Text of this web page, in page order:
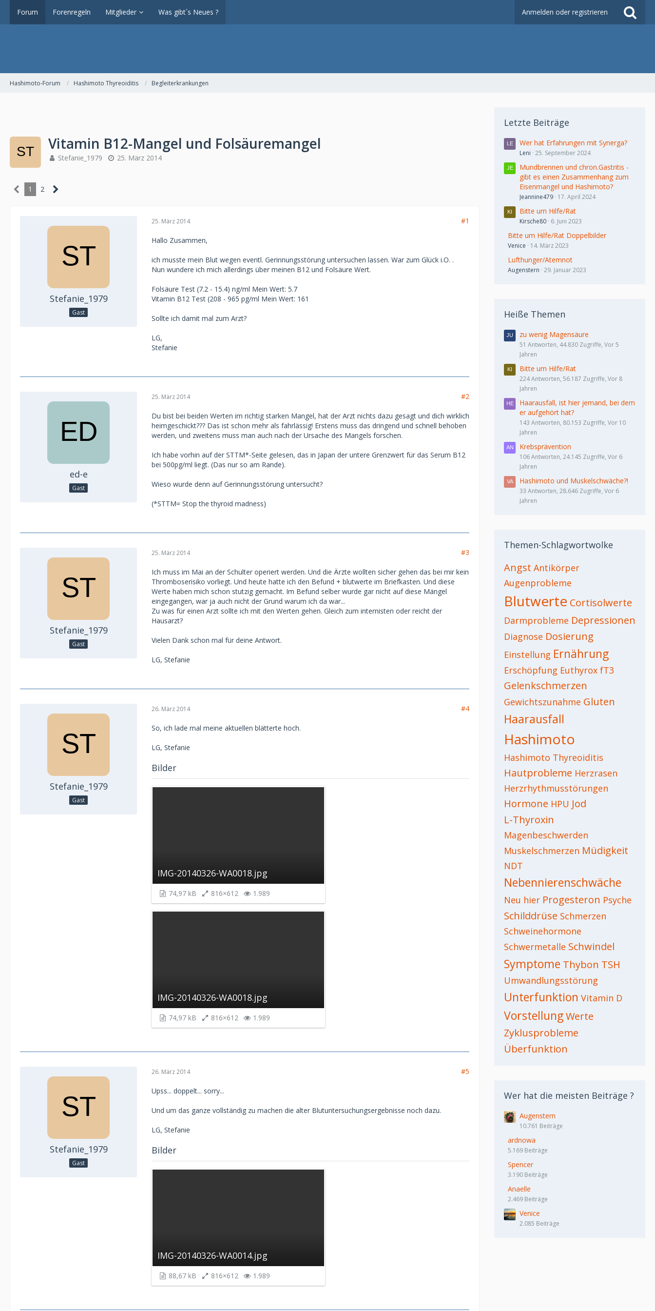
Forum Forenregeln Mitglieder Was gibt´s Neues ? Anmelden oder registrieren
Hashimoto-Forum Hashimoto Thyreoiditis Begleiterkrankungen
Vitamin B12-Mangel und Folsäuremangel
Stefanie_1979 25. März 2014
1 2
Stefanie_1979
Gast
25. März 2014 #1
Hallo Zusammen,
ich musste mein Blut wegen eventl. Gerinnungsstörung untersuchen lassen. War zum Glück i.O. .
Nun wundere ich mich allerdings über meinen B12 und Folsäure Wert.
Folsäure Test (7.2 - 15.4) ng/ml Mein Wert: 5.7
Vitamin B12 Test (208 - 965 pg/ml Mein Wert: 161
Sollte ich damit mal zum Arzt?
LG,
Stefanie
ed-e
Gast
25. März 2014 #2
Du bist bei beiden Werten im richtig starken Mangel, hat der Arzt nichts dazu gesagt und dich wirklich
heimgeschickt??? Das ist schon mehr als fahrlässig! Erstens muss das dringend und schnell behoben
werden, und zweitens muss man auch nach der Ursache des Mangels forschen.
Ich habe vorhin auf der STTM*-Seite gelesen, das in Japan der untere Grenzwert für das Serum B12
bei 500pg/ml liegt. (Das nur so am Rande).
Wieso wurde denn auf Gerinnungsstörung untersucht?
(*STTM= Stop the thyroid madness)
Stefanie_1979
Gast
25. März 2014 #3
Ich muss im Mai an der Schulter operiert werden. Und die Ärzte wollten sicher gehen das bei mir kein
Thromboserisiko vorliegt. Und heute hatte ich den Befund + blutwerte im Briefkasten. Und diese
Werte haben mich schon stutzig gemacht. Im Befund selber wurde gar nicht auf diese Mängel
eingegangen, war ja auch nicht der Grund warum ich da war...
Zu was für einen Arzt sollte ich mit den Werten gehen. Gleich zum internisten oder reicht der
Hausarzt?
Vielen Dank schon mal für deine Antwort.
LG, Stefanie
Stefanie_1979
Gast
26. März 2014 #4
So, ich lade mal meine aktuellen blätterte hoch.
LG, Stefanie
Bilder
IMG-20140326-WA0018.jpg
74,97 kB 816×612 1.989
IMG-20140326-WA0018.jpg
74,97 kB 816×612 1.989
Stefanie_1979
Gast
26. März 2014 #5
Upss... doppelt... sorry...
Und um das ganze vollständig zu machen die alter Blutuntersuchungsergebnisse noch dazu.
LG, Stefanie
Bilder
IMG-20140326-WA0014.jpg
88,67 kB 816×612 1.989
Letzte Beiträge
Wer hat Erfahrungen mit Synerga?
Leni 25. September 2024
Mundbrennen und chron.Gastritis -
gibt es einen Zusammenhang zum
Eisenmangel und Hashimoto?
Jeannine479 17. April 2024
Bitte um Hilfe/Rat
Kirsche80 6. Juni 2023
Bitte um Hilfe/Rat Doppelbilder
Venice 14. März 2023
Lufthunger/Atemnot
Augenstern 29. Januar 2023
Heiße Themen
zu wenig Magensäure
51 Antworten, 44.830 Zugriffe, Vor 5
Jahren
Bitte um Hilfe/Rat
224 Antworten, 56.187 Zugriffe, Vor 8
Jahren
Haarausfall, ist hier jemand, bei dem
er aufgehört hat?
143 Antworten, 80.153 Zugriffe, Vor 10
Jahren
Krebsprävention
106 Antworten, 24.145 Zugriffe, Vor 6
Jahren
Hashimoto und Muskelschwäche?!
33 Antworten, 28.646 Zugriffe, Vor 6
Jahren
Themen-Schlagwortwolke
Angst Antikörper
Augenprobleme
Blutwerte Cortisolwerte
Darmprobleme Depressionen
Diagnose Dosierung
Einstellung Ernährung
Erschöpfung Euthyrox fT3
Gelenkschmerzen
Gewichtszunahme Gluten
Haarausfall
Hashimoto
Hashimoto Thyreoiditis
Hautprobleme Herzrasen
Herzrhythmusstörungen
Hormone HPU Jod
L-Thyroxin
Magenbeschwerden
Muskelschmerzen Müdigkeit
NDT
Nebennierenschwäche
Neu hier Progesteron Psyche
Schilddrüse Schmerzen
Schweinehormone
Schwermetalle Schwindel
Symptome Thybon TSH
Umwandlungsstörung
Unterfunktion Vitamin D
VorstellungWerte
Zyklusprobleme
Überfunktion
Wer hat die meisten Beiträge ?
Augenstern
10.761 Beiträge
ardnowa
5.169 Beiträge
Spencer
3.190 Beiträge
Anaelle
2.469 Beiträge
Venice
2.085 Beiträge